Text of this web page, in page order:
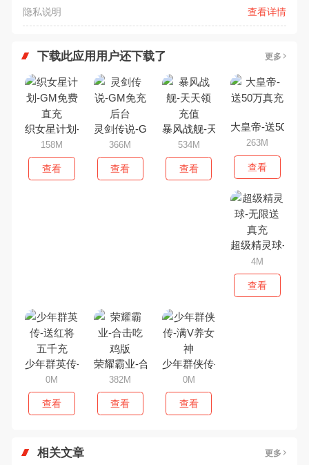
隐私说明 查看详情
下载此应用用户还下载了 更多
织女星计划-GM免费直充
158M
查看
灵剑传说-GM免充后台
366M
查看
暴风战舰-天天领充值
534M
查看
大皇帝-送50万
263M
查看
超级精灵球-无
4M
查看
少年群英传-送红将五千充
0M
查看
荣耀霸业-合击吃鸡版
382M
查看
少年群侠传-满V养女神
0M
查看
相关文章 更多